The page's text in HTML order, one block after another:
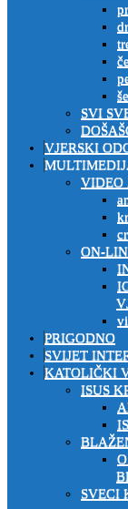
SVI
VJERSKI
VIDEO
ON-
PRIGODNO
SVIJET
KATOLIČKI
ISUS
SVECI